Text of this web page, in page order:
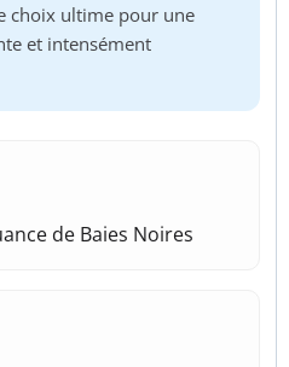
choix ultime pour une
et intensément
de Baies Noires